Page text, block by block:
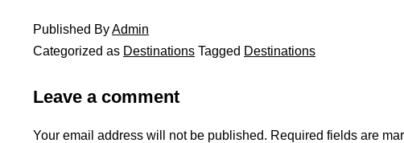
Published ByAdmin
Categorized as Destinations Tagged Destinations
Leave a comment
Your email address will not be published. Required fields are